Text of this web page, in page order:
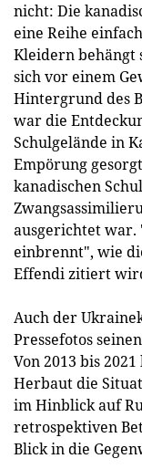
nicht: Die
eine Reihe
Kleidern behängt
sich vor einem
Hintergrund des
war die
Schulgelände in
Empörung
kanadischen
ausgerichtet war.
einbrennt", wie
Effendi zitiert
Auch der
Pressefotos
Von 2013 bis
Herbaut die
im Hinblick auf
retrospektiven
Blick in die